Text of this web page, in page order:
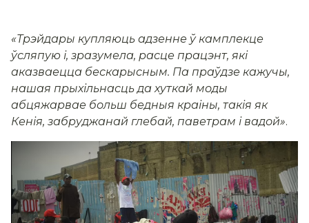
«Трэйдары купляюць адзенне ў камплекце
ўсляпую і, зразумела, расце працэнт, які
аказваецца бескарысным. Па праўдзе кажучы,
нашая прыхільнасць да хуткай моды
абцяжарвае больш бедныя краіны, такія як
Кенія, забруджанай глебай, паветрам і вадой».